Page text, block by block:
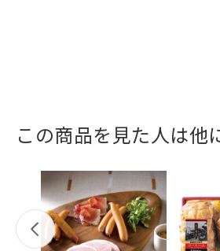
この商品を見た人は他